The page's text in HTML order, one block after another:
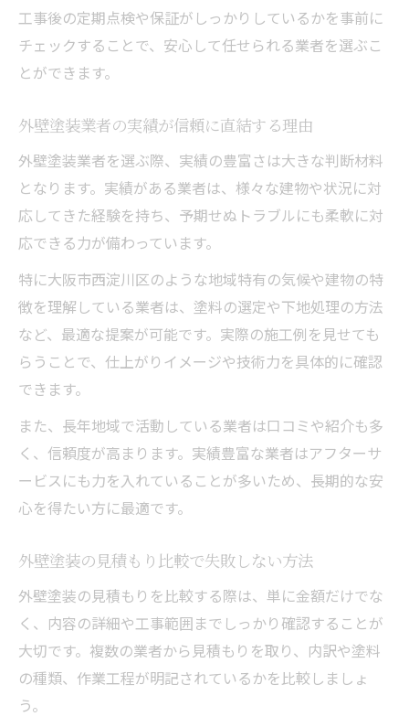
外壁塗装の施工事例を比較して選ぶポイン
ト
失敗しない外壁塗装のための重要チェック
外壁塗装の見積もり明細で注意すべき点
法
外壁塗装の塗料選びで失敗しないポイント
外壁塗装工事中の現場管理の確認事項
外壁塗装で避けたいトラブル事例と対策
納得できる外壁塗装を叶える比較ポイント
外壁塗装で複数業者の見積もりを比較する
意義
える
外壁塗装で保証期間の違いをチェックする
方法
外壁塗装で施工内容の説明をしっかり確認
外壁塗装で安心できる保証内容の特徴
外壁塗装の保証期間と内容に注目する理由
外壁塗装で保証対象となる部分を知ろう
外壁塗装の定期点検付き保証のメリット
外壁塗装で保証書を必ず受け取るポイント
工事後の定期点検や保証がしっかりしているかを事前に
チェックすることで、安心して任せられる業者を選ぶこ
とができます。
外壁塗装業者の実績が信頼に直結する理由
外壁塗装業者を選ぶ際、実績の豊富さは大きな判断材料
となります。実績がある業者は、様々な建物や状況に対
応してきた経験を持ち、予期せぬトラブルにも柔軟に対
応できる力が備わっています。
特に大阪市西淀川区のような地域特有の気候や建物の特
徴を理解している業者は、塗料の選定や下地処理の方法
など、最適な提案が可能です。実際の施工例を見せても
らうことで、仕上がりイメージや技術力を具体的に確認
できます。
また、長年地域で活動している業者は口コミや紹介も多
く、信頼度が高まります。実績豊富な業者はアフターサ
ービスにも力を入れていることが多いため、長期的な安
心を得たい方に最適です。
外壁塗装の見積もり比較で失敗しない方法
外壁塗装の見積もりを比較する際は、単に金額だけでな
く、内容の詳細や工事範囲までしっかり確認することが
大切です。複数の業者から見積もりを取り、内訳や塗料
の種類、作業工程が明記されているかを比較しましょ
う。